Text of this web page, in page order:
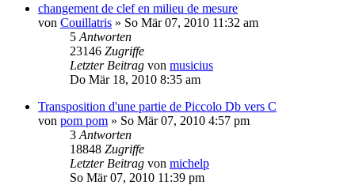
changement de clef en milieu de mesure
von Couillatris » So Mär 07, 2010 11:32 am
5 Antworten
23146 Zugriffe
Letzter Beitrag von musicius
Do Mär 18, 2010 8:35 am
Transposition d'une partie de Piccolo Db vers C
von pom pom » So Mär 07, 2010 4:57 pm
3 Antworten
18848 Zugriffe
Letzter Beitrag von michelp
So Mär 07, 2010 11:39 pm